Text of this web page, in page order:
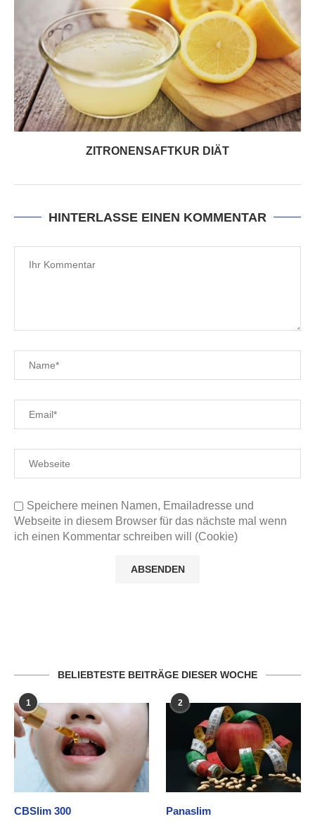
ZITRONENSAFTKUR DIÄT
HINTERLASSE EINEN KOMMENTAR
Speichere meinen Namen, Emailadresse und
Webseite in diesem Browser für das nächste mal wenn
ich einen Kommentar schreiben will (Cookie)
BELIEBTESTE BEITRÄGE DIESER WOCHE
1
CBSlim 300
2
Panaslim